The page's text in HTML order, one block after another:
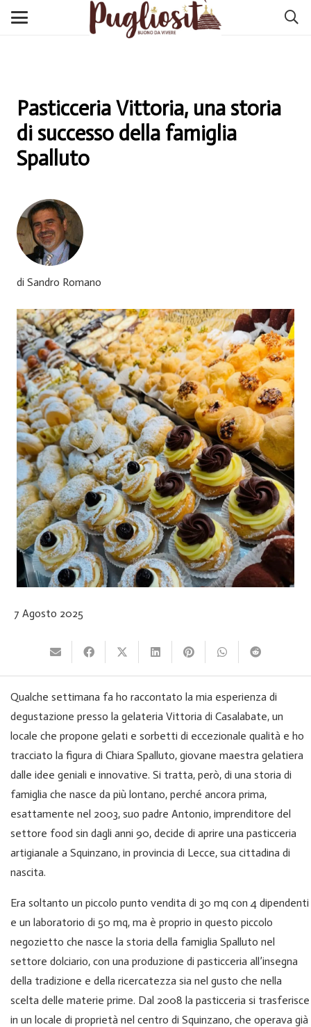
Pasticceria Vittoria, una storia
di successo della famiglia
Spalluto
di Sandro Romano
7 Agosto 2025
Qualche settimana fa ho raccontato la mia esperienza di
degustazione presso la gelateria Vittoria di Casalabate, un
locale che propone gelati e sorbetti di eccezionale qualità e ho
tracciato la figura di Chiara Spalluto, giovane maestra gelatiera
dalle idee geniali e innovative. Si tratta, però, di una storia di
famiglia che nasce da più lontano, perché ancora prima,
esattamente nel 2003, suo padre Antonio, imprenditore del
settore food sin dagli anni 90, decide di aprire una pasticceria
artigianale a Squinzano, in provincia di Lecce, sua cittadina di
nascita.
Era soltanto un piccolo punto vendita di 30 mq con 4 dipendenti
e un laboratorio di 50 mq, ma è proprio in questo piccolo
negozietto che nasce la storia della famiglia Spalluto nel
settore dolciario, con una produzione di pasticceria all’insegna
della tradizione e della ricercatezza sia nel gusto che nella
scelta delle materie prime. Dal 2008 la pasticceria si trasferisce
in un locale di proprietà nel centro di Squinzano, che operava già